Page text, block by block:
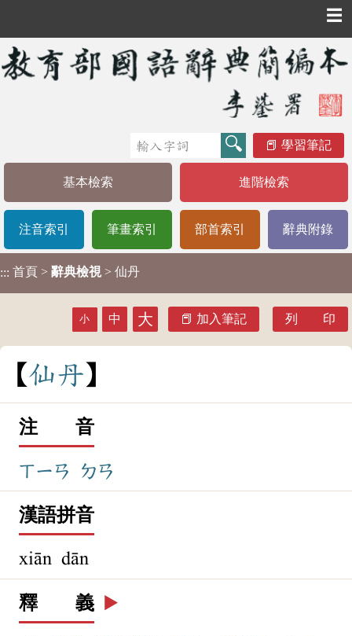
☰
學習筆記
基本檢索 進階檢索
注音索引 筆畫索引 部首索引 辭典附錄
::: 首頁 > 辭典檢視 > 仙丹
小 中 大 加入筆記 列 印
仙丹
注 音
ㄒㄧㄢ ㄉㄢ
漢語拼音
xiān dān
釋 義 ▶️